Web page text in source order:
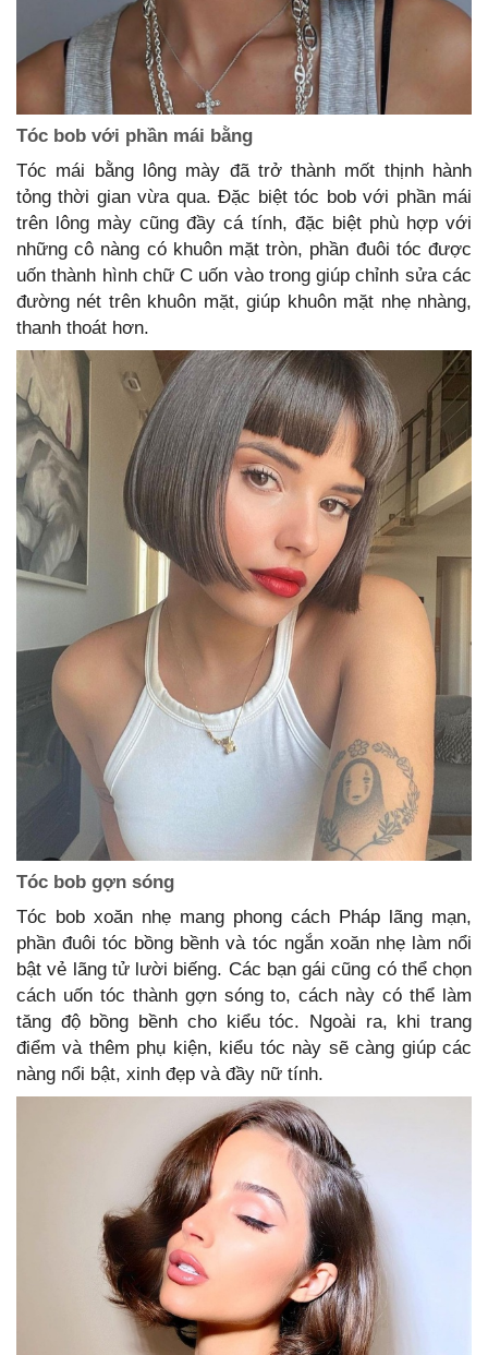
Tóc bob với phần mái bằng
Tóc mái bằng lông mày đã trở thành mốt thịnh hành
tỏng thời gian vừa qua. Đặc biệt tóc bob với phần mái
trên lông mày cũng đầy cá tính, đặc biệt phù hợp với
những cô nàng có khuôn mặt tròn, phần đuôi tóc được
uốn thành hình chữ C uốn vào trong giúp chỉnh sửa các
đường nét trên khuôn mặt, giúp khuôn mặt nhẹ nhàng,
thanh thoát hơn.
Tóc bob gợn sóng
Tóc bob xoăn nhẹ mang phong cách Pháp lãng mạn,
phần đuôi tóc bồng bềnh và tóc ngắn xoăn nhẹ làm nổi
bật vẻ lãng tử lười biếng. Các bạn gái cũng có thể chọn
cách uốn tóc thành gợn sóng to, cách này có thể làm
tăng độ bồng bềnh cho kiểu tóc. Ngoài ra, khi trang
điểm và thêm phụ kiện, kiểu tóc này sẽ càng giúp các
nàng nổi bật, xinh đẹp và đầy nữ tính.